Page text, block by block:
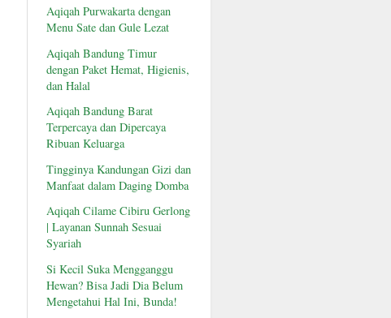
Aqiqah Purwakarta dengan
Menu Sate dan Gule Lezat
Aqiqah Bandung Timur
dengan Paket Hemat, Higienis,
dan Halal
Aqiqah Bandung Barat
Terpercaya dan Dipercaya
Ribuan Keluarga
Tingginya Kandungan Gizi dan
Manfaat dalam Daging Domba
Aqiqah Cilame Cibiru Gerlong
| Layanan Sunnah Sesuai
Syariah
Si Kecil Suka Mengganggu
Hewan? Bisa Jadi Dia Belum
Mengetahui Hal Ini, Bunda!